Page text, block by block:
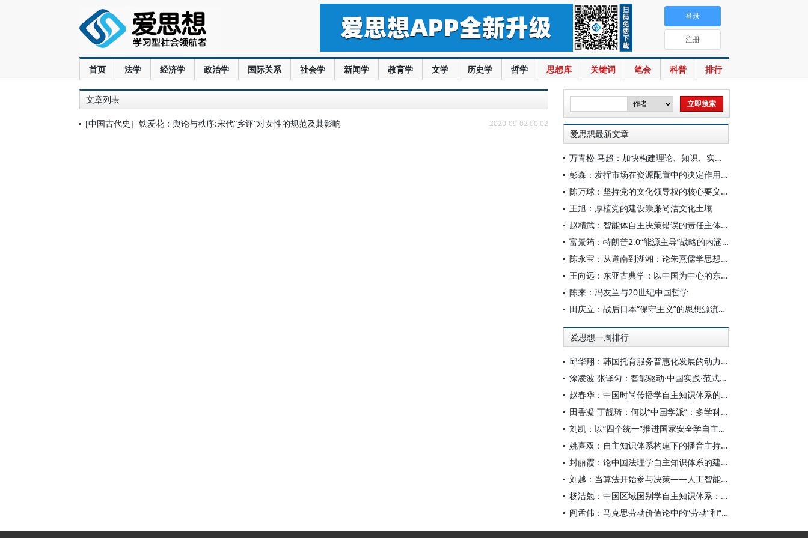
首页 法学 经济学 政治学 国际关系 社会学 新闻学 教育学 文学 历史学 哲学 思想库 关键词 笔会 科普 排行
登录
注册
文章列表
[中国古代史] 铁爱花：舆论与秩序:宋代“乡评”对女性的规范及其影响 2020-09-02 00:02
爱思想最新文章
万青松 马超：加快构建理论、知识、实践一体发展的区域国别自主知识体系
彭森：发挥市场在资源配置中的决定作用是中国改革的最基本经验
陈万球：坚持党的文化领导权的核心要义、历史必然性和科学方法
王旭：厚植党的建设崇廉尚洁文化土壤
赵精武：智能体自主决策错误的责任主体与边界
富景筠：特朗普2.0“能源主导”战略的内涵、举措与影响
陈永宝：从道南到湖湘：论朱熹儒学思想的演变
王向远：东亚古典学：以中国为中心的东亚学术文化共同体之建构
陈来：冯友兰与20世纪中国哲学
田庆立：战后日本“保守主义”的思想源流及核心价值探析
爱思想一周排行
邱华翔：韩国托育服务普惠化发展的动力机制、制度路径与政策效应
涂凌波 张译匀：智能驱动·中国实践·范式创新：“构建中国新闻传播学自主知识体系”专题研讨会综述
赵春华：中国时尚传播学自主知识体系的内在逻辑与实践路径
田香凝 丁靓琦：何以“中国学派”：多学科视野下中国特色新闻传播学建设的研究
刘凯：以“四个统一”推进国家安全学自主知识体系构建
姚喜双：自主知识体系构建下的播音主持高等专业教育研究
封丽霞：论中国法理学自主知识体系的建构
刘越：当算法开始参与决策——人工智能重塑全球治理的底层逻辑
杨洁勉：中国区域国别学自主知识体系：本原、借鉴和建构
阎孟伟：马克思劳动价值论中的“劳动”和“价值”概念